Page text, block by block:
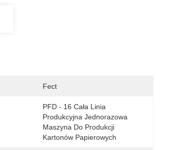
Fect
PFD - 16 Cała Linia
Produkcyjna Jednorazowa
Maszyna Do Produkcji
Kartonów Papierowych